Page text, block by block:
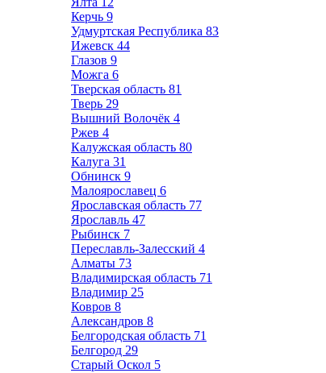
Керчь 9
Удмуртская Республика 83
Ижевск 44
Глазов 9
Можга 6
Тверская область 81
Тверь 29
Вышний Волочёк 4
Ржев 4
Калужская область 80
Калуга 31
Обнинск 9
Малоярославец 6
Ярославская область 77
Ярославль 47
Рыбинск 7
Переславль-Залесский 4
Алматы 73
Владимирская область 71
Владимир 25
Ковров 8
Александров 8
Белгородская область 71
Белгород 29
Старый Оскол 5